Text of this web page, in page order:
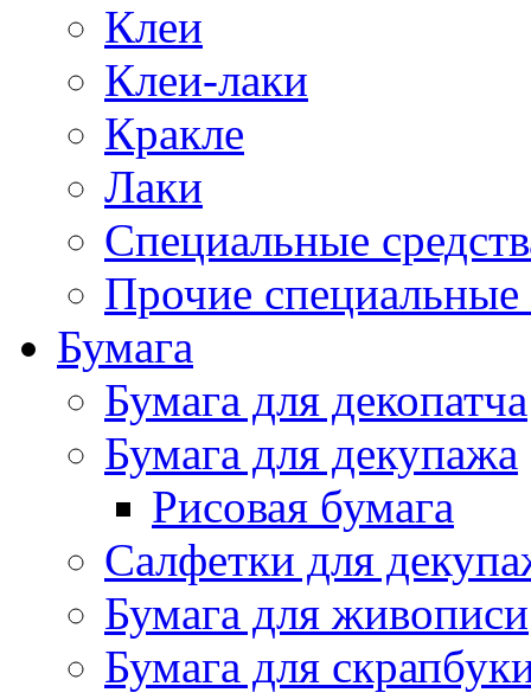
Клеи
Клеи-лаки
Кракле
Лаки
Специальные
Прочие специальные
Бумага
Бумага для декопатча
Бумага для декупажа
Рисовая бумага
Салфетки для
Бумага для живописи
Бумага для